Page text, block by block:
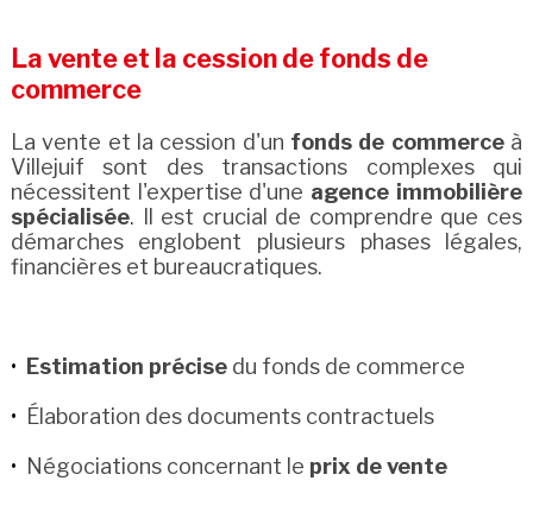
La vente et la cession de fonds de
commerce
La vente et la cession d'un fonds de commerceà
Villejuif sont des transactions complexes qui
nécessitent l'expertise d'une agence immobilière
spécialisée. Il est crucial de comprendre que ces
démarches englobent plusieurs phases légales,
financières et bureaucratiques.
Estimation précisedu fonds de commerce
Élaboration des documents contractuels
Négociations concernant le prix de vente